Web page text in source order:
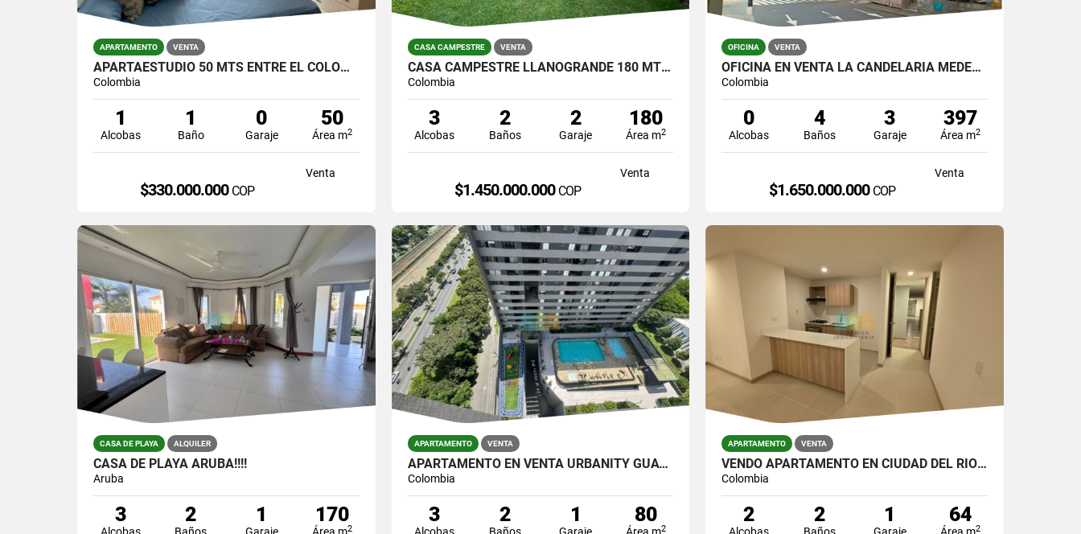
APARTAMENTO VENTA
APARTAESTUDIO 50 MTS ENTRE EL COLOMBO Y LA PLAYA / $330.000.000
Colombia
1
Alcobas
1
Baño
0
Garaje
50
Área m2
Venta
$330.000.000 COP
CASA CAMPESTRE VENTA
CASA CAMPESTRE LLANOGRANDE 180 MTS / LOTE 800 MTS $1.450.000.000
Colombia
3
Alcobas
2
Baños
2
Garaje
180
Área m2
Venta
$1.450.000.000 COP
OFICINA VENTA
OFICINA EN VENTA LA CANDELARIA MEDELLIN
Colombia
0
Alcobas
4
Baños
3
Garaje
397
Área m2
Venta
$1.650.000.000 COP
CASA DE PLAYA ALQUILER
CASA DE PLAYA ARUBA!!!!
Aruba
3 2 1 170
2
APARTAMENTO VENTA
APARTAMENTO EN VENTA URBANITY GUAYABAL
Colombia
3 2 1 80
2
APARTAMENTO VENTA
VENDO APARTAMENTO EN CIUDAD DEL RÍO PARA ESTRENAR.
Colombia
2 2 1 64
2